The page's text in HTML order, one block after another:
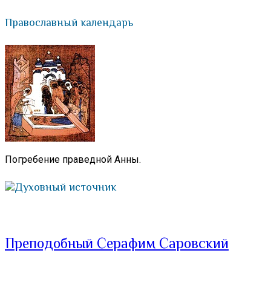
Православный календарь
Погребение праведной Анны.
Духовный источник
Преподобный Серафим Саровский